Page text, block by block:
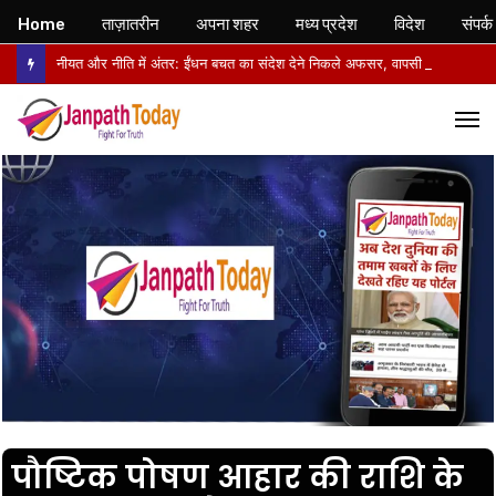
पौष्टिक पोषण आहार की राशि के
Home ताज़ातरीन अपना शहर मध्य प्रदेश विदेश संपर्क